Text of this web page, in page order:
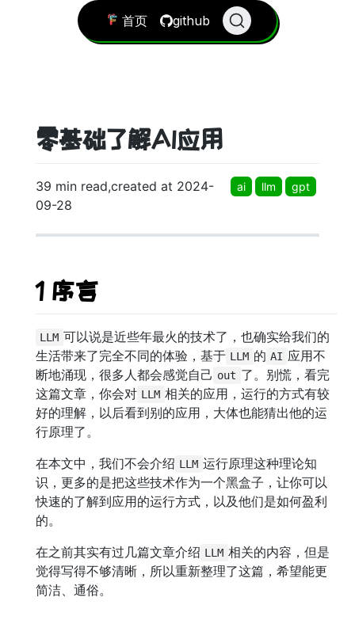
首页 github
零基础了解AI应用
39 min read,created at 2024-
09-28
ai llm gpt
1 序言
LLM 可以说是近些年最火的技术了，也确实给我们的
生活带来了完全不同的体验，基于 LLM 的 AI 应用不
断地涌现，很多人都会感觉自己 out 了。别慌，看完
这篇文章，你会对 LLM 相关的应用，运行的方式有较
好的理解，以后看到别的应用，大体也能猜出他的运
行原理了。
在本文中，我们不会介绍 LLM 运行原理这种理论知
识，更多的是把这些技术作为一个黑盒子，让你可以
快速的了解到应用的运行方式，以及他们是如何盈利
的。
在之前其实有过几篇文章介绍 LLM 相关的内容，但是
觉得写得不够清晰，所以重新整理了这篇，希望能更
简洁、通俗。